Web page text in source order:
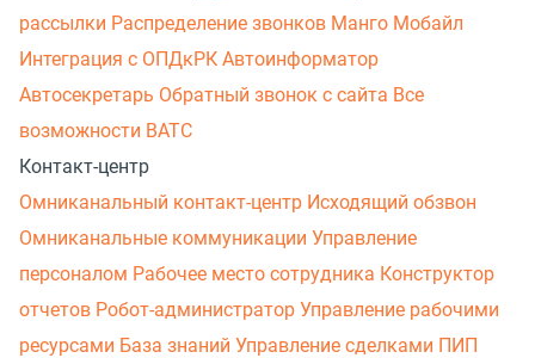
рассылки Распределение звонков Манго Мобайл
Интеграция с ОПДкРК Автоинформатор
Автосекретарь Обратный звонок с сайта Все
возможности ВАТС
Контакт-центр
Омниканальный контакт-центр Исходящий обзвон
Омниканальные коммуникации Управление
персоналом Рабочее место сотрудника Конструктор
отчетов Робот-администратор Управление рабочими
ресурсами База знаний Управление сделками ПИП